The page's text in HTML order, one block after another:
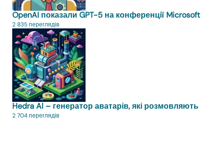
OpenAI показали GPT-5 на конференції Microsoft
2 835 переглядів
Hedra AI – генератор аватарів, які розмовляють
2 704 переглядів